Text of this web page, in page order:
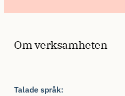
Om verksamheten
Talade språk: